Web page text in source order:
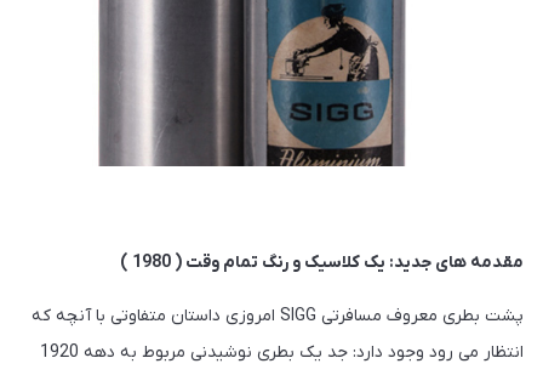
مقدمه های جدید: یک کلاسیک و رنگ تمام وقت ( 1980 )
پشت بطری معروف مسافرتی SIGG امروزی داستان متفاوتی با آنچه که
انتظار می رود وجود دارد: جد یک بطری نوشیدنی مربوط به دهه 1920